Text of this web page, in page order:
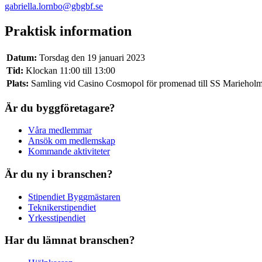
gabriella.lornbo@gbgbf.se
Praktisk information
Datum: Torsdag den 19 januari 2023
Tid: Klockan 11:00 till 13:00
Plats: Samling vid Casino Cosmopol för promenad till SS
Är du byggföretagare?
Våra medlemmar
Ansök om medlemskap
Kommande aktiviteter
Är du ny i branschen?
Stipendiet Byggmästaren
Teknikerstipendiet
Yrkesstipendiet
Har du lämnat branschen?